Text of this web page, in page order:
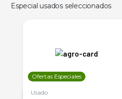
Especial usados seleccionados
Ofertas Especiales
Usado